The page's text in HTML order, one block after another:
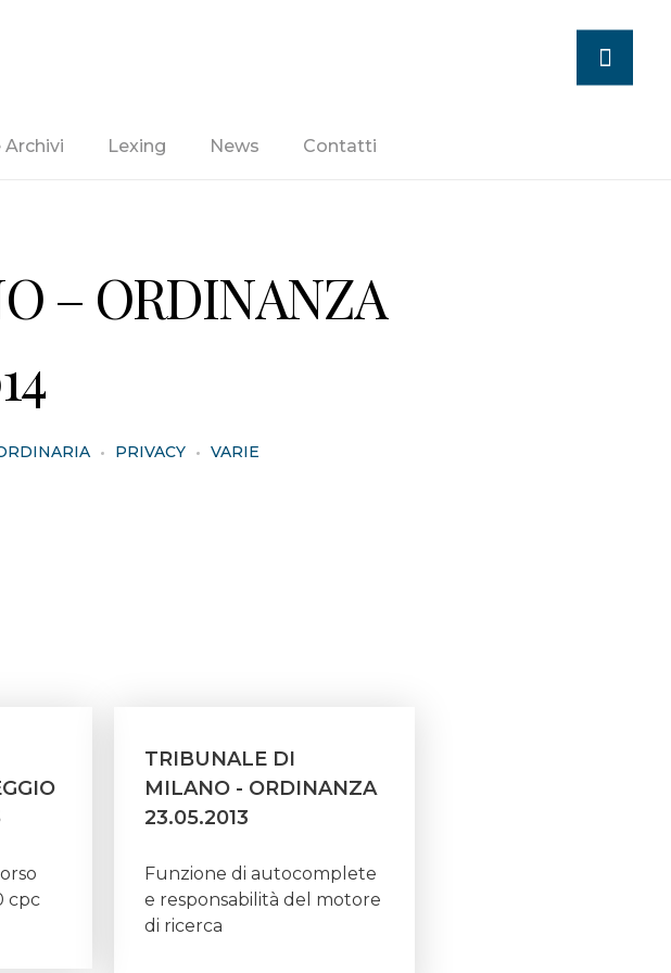
Archivi Lexing News Contatti
– ORDINANZA
PRIVACY VARIE
cpc
TRIBUNALE DI
MILANO - ORDINANZA
23.05.2013
Funzione di autocomplete
e responsabilità del motore
di ricerca